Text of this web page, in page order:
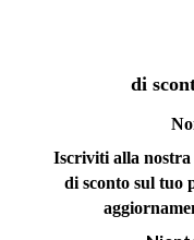
di
Iscriviti alla
di sconto sul tuo